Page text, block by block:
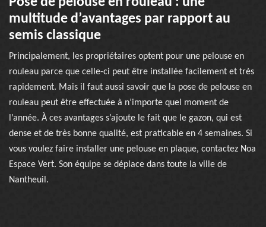
multitude d’avantages par rapport au
semis classique
Principalement, les propriétaires optent pour une pelouse en
rouleau parce que celle-ci peut être installée facilement et très
rapidement. Mais il faut aussi savoir que la pose de pelouse en
rouleau peut être effectuée à n’importe quel moment de
l’année. À ces avantages s’ajoute le fait que le gazon, qui est
dense et de très bonne qualité, est praticable en 4 semaines. Si
vous voulez faire installer une pelouse en plaque, contactez Noa
Espace Vert. Son équipe se déplace dans toute la ville de
Nantheuil.